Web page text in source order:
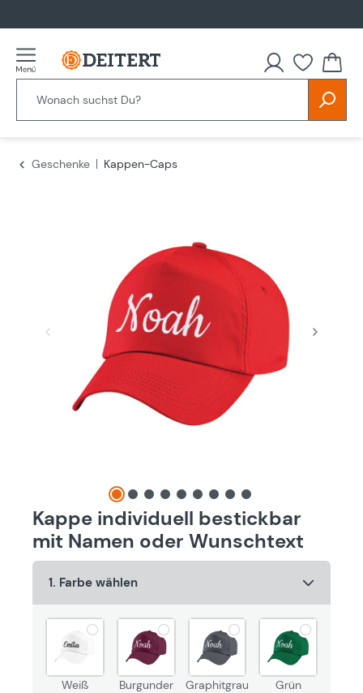
Du
Geschenke Kappen-Caps
Kappe individuell bestickbar
mit Namen oder Wunschtext
1. Farbe wählen
Weiß
Burgunder
Graphitgrau
Grün